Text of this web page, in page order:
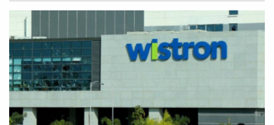
聲明，強調原任董事長李建成已於7月29日辭去公司所有職
務，強調公司財務、資金獨立運作，客戶權益不受影響。